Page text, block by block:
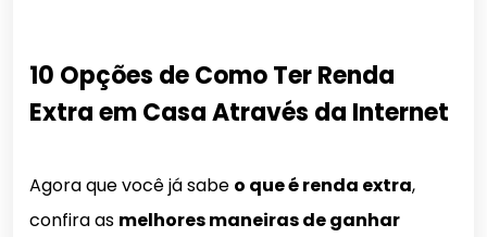
10 Opções de Como Ter Renda
Extra em Casa Através da Internet
Agora que você já sabe o que é renda extra,
confira as melhores maneiras de ganhar